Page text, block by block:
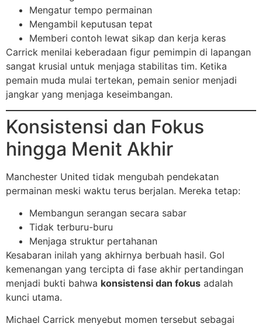
Mengatur tempo permainan
Mengambil keputusan tepat
Memberi contoh lewat sikap dan kerja keras
Carrick menilai keberadaan figur pemimpin di lapangan
sangat krusial untuk menjaga stabilitas tim. Ketika
pemain muda mulai tertekan, pemain senior menjadi
jangkar yang menjaga keseimbangan.
Konsistensi dan Fokus
hingga Menit Akhir
Manchester United tidak mengubah pendekatan
permainan meski waktu terus berjalan. Mereka tetap:
Membangun serangan secara sabar
Tidak terburu-buru
Menjaga struktur pertahanan
Kesabaran inilah yang akhirnya berbuah hasil. Gol
kemenangan yang tercipta di fase akhir pertandingan
menjadi bukti bahwa konsistensi dan fokus adalah
kunci utama.
Michael Carrick menyebut momen tersebut sebagai